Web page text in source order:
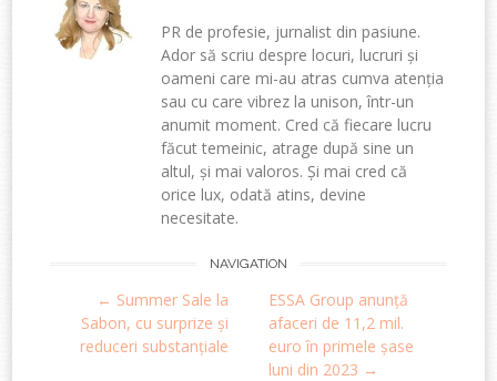
PR de profesie, jurnalist din pasiune.
Ador să scriu despre locuri, lucruri și
oameni care mi-au atras cumva atenția
sau cu care vibrez la unison, într-un
anumit moment. Cred că fiecare lucru
făcut temeinic, atrage după sine un
altul, și mai valoros. Și mai cred că
orice lux, odată atins, devine
necesitate.
navigation
NAVIGATION
← Summer Sale la
Sabon, cu surprize și
reduceri substanțiale
ESSA Group anunță
afaceri de 11,2 mil.
euro în primele șase
luni din 2023 →